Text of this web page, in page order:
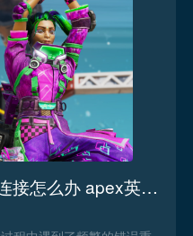
apex英雄老是错误重新连接怎么办 apex英雄老是错误重新连接解决办法